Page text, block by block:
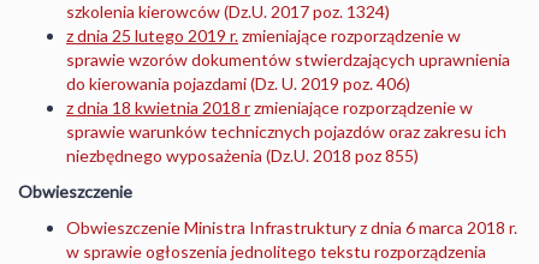
szkolenia kierowców (Dz.U. 2017 poz. 1324)
z dnia 25 lutego 2019 r.zmieniające rozporządzenie w
sprawie wzorów dokumentów stwierdzających uprawnienia
do kierowania pojazdami (Dz. U. 2019 poz. 406)
z dnia 18 kwietnia 2018 rzmieniające rozporządzenie w
sprawie warunków technicznych pojazdów oraz zakresu ich
niezbędnego wyposażenia (Dz.U. 2018 poz 855)
Obwieszczenie
Obwieszczenie Ministra Infrastruktury z dnia 6 marca 2018 r.
w sprawie ogłoszenia jednolitego tekstu rozporządzenia